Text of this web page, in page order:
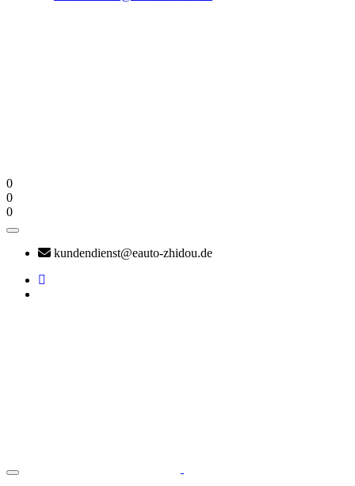
0
0
0
kundendienst@eauto-zhidou.de